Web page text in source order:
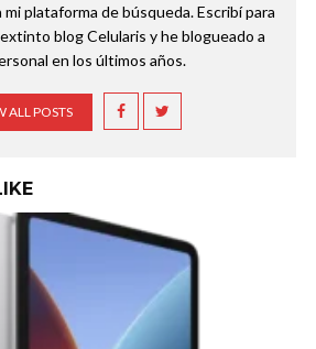
mi plataforma de búsqueda. Escribí para
blog Celularis y he blogueado a
en los últimos años.
ALL POSTS